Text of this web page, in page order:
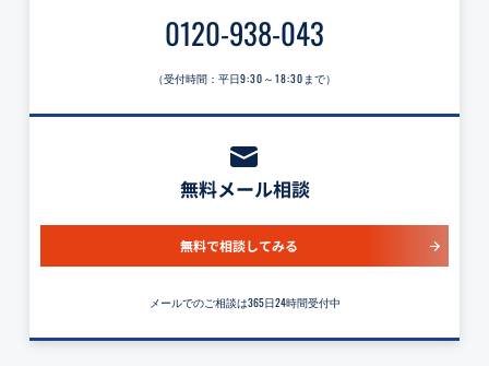
0120-938-043
（受付時間：平日9:30～18:30 まで）
無料メール相談
無料で相談してみる
メールでのご相談は365日24時間受付中